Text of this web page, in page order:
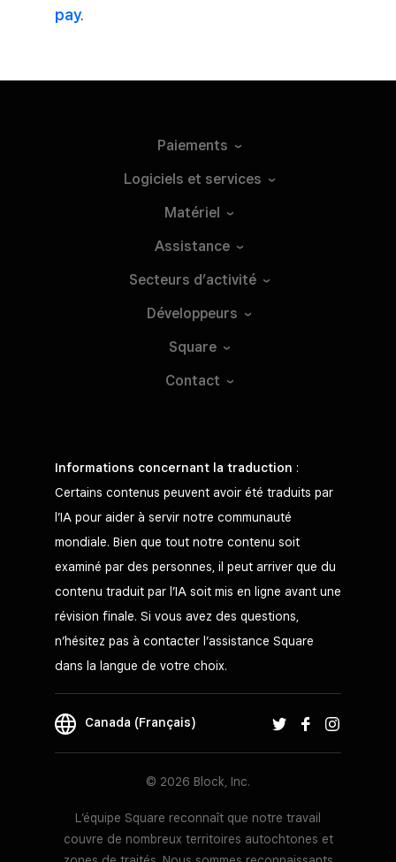
pay.
Paiements
Logiciels et services
Matériel
Assistance
Secteurs d’activité
Développeurs
Square
Contact
Informations concernant la traduction :
Certains contenus peuvent avoir été traduits par
l’IA pour aider à servir notre communauté
mondiale. Bien que tout notre contenu soit
examiné par des personnes, il peut arriver que du
contenu traduit par l’IA soit mis en ligne avant une
révision finale. Si vous avez des questions,
n’hésitez pas à contacter l’assistance Square
dans la langue de votre choix.
Canada (Français)
© 2026 Block, Inc.
L’équipe Square reconnaît que notre travail
couvre de nombreux territoires autochtones et